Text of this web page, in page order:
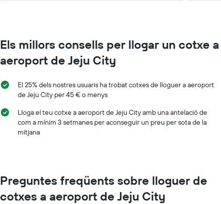
Els millors consells per llogar un cotxe a
aeroport de Jeju City
El 25% dels nostres usuaris ha trobat cotxes de lloguer a aeroport
de Jeju City per 45 € o menys
Lloga el teu cotxe a aeroport de Jeju City amb una antelació de
com a mínim 3 setmanes per aconseguir un preu per sota de la
mitjana
Preguntes freqüents sobre lloguer de
cotxes a aeroport de Jeju City